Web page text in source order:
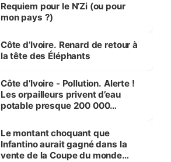
Requiem pour le N’Zi (ou pour
mon pays ?)
Côte d’Ivoire. Renard de retour à
la tête des Éléphants
Côte d’Ivoire - Pollution. Alerte !
Les orpailleurs privent d’eau
potable presque 200 000
Le montant choquant que
Infantino aurait gagné dans la
vente de la Coupe du monde